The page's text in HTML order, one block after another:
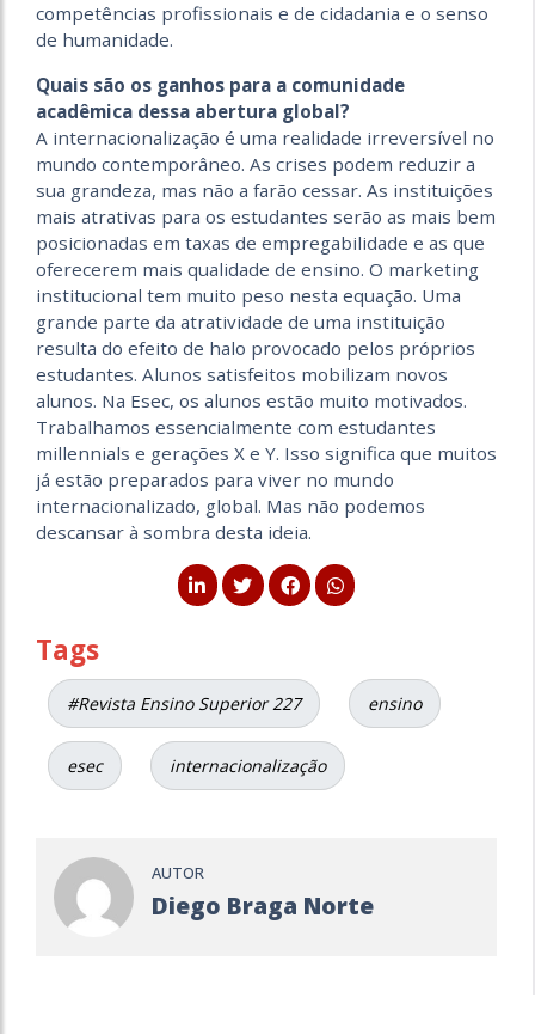
competências profissionais e de cidadania e o senso
de humanidade.
Quais são os ganhos para a comunidade
acadêmica dessa abertura global?
A internacionalização é uma realidade irreversível no
mundo contemporâneo. As crises podem reduzir a
sua grandeza, mas não a farão cessar. As instituições
mais atrativas para os estudantes serão as mais bem
posicionadas em taxas de empregabilidade e as que
oferecerem mais qualidade de ensino. O marketing
institucional tem muito peso nesta equação. Uma
grande parte da atratividade de uma instituição
resulta do efeito de halo provocado pelos próprios
estudantes. Alunos satisfeitos mobilizam novos
alunos. Na Esec, os alunos estão muito motivados.
Trabalhamos essencialmente com estudantes
millennials e gerações X e Y. Isso significa que muitos
já estão preparados para viver no mundo
internacionalizado, global. Mas não podemos
descansar à sombra desta ideia.
Tags
#Revista Ensino Superior 227 ensino
esec internacionalização
AUTOR
Diego Braga Norte